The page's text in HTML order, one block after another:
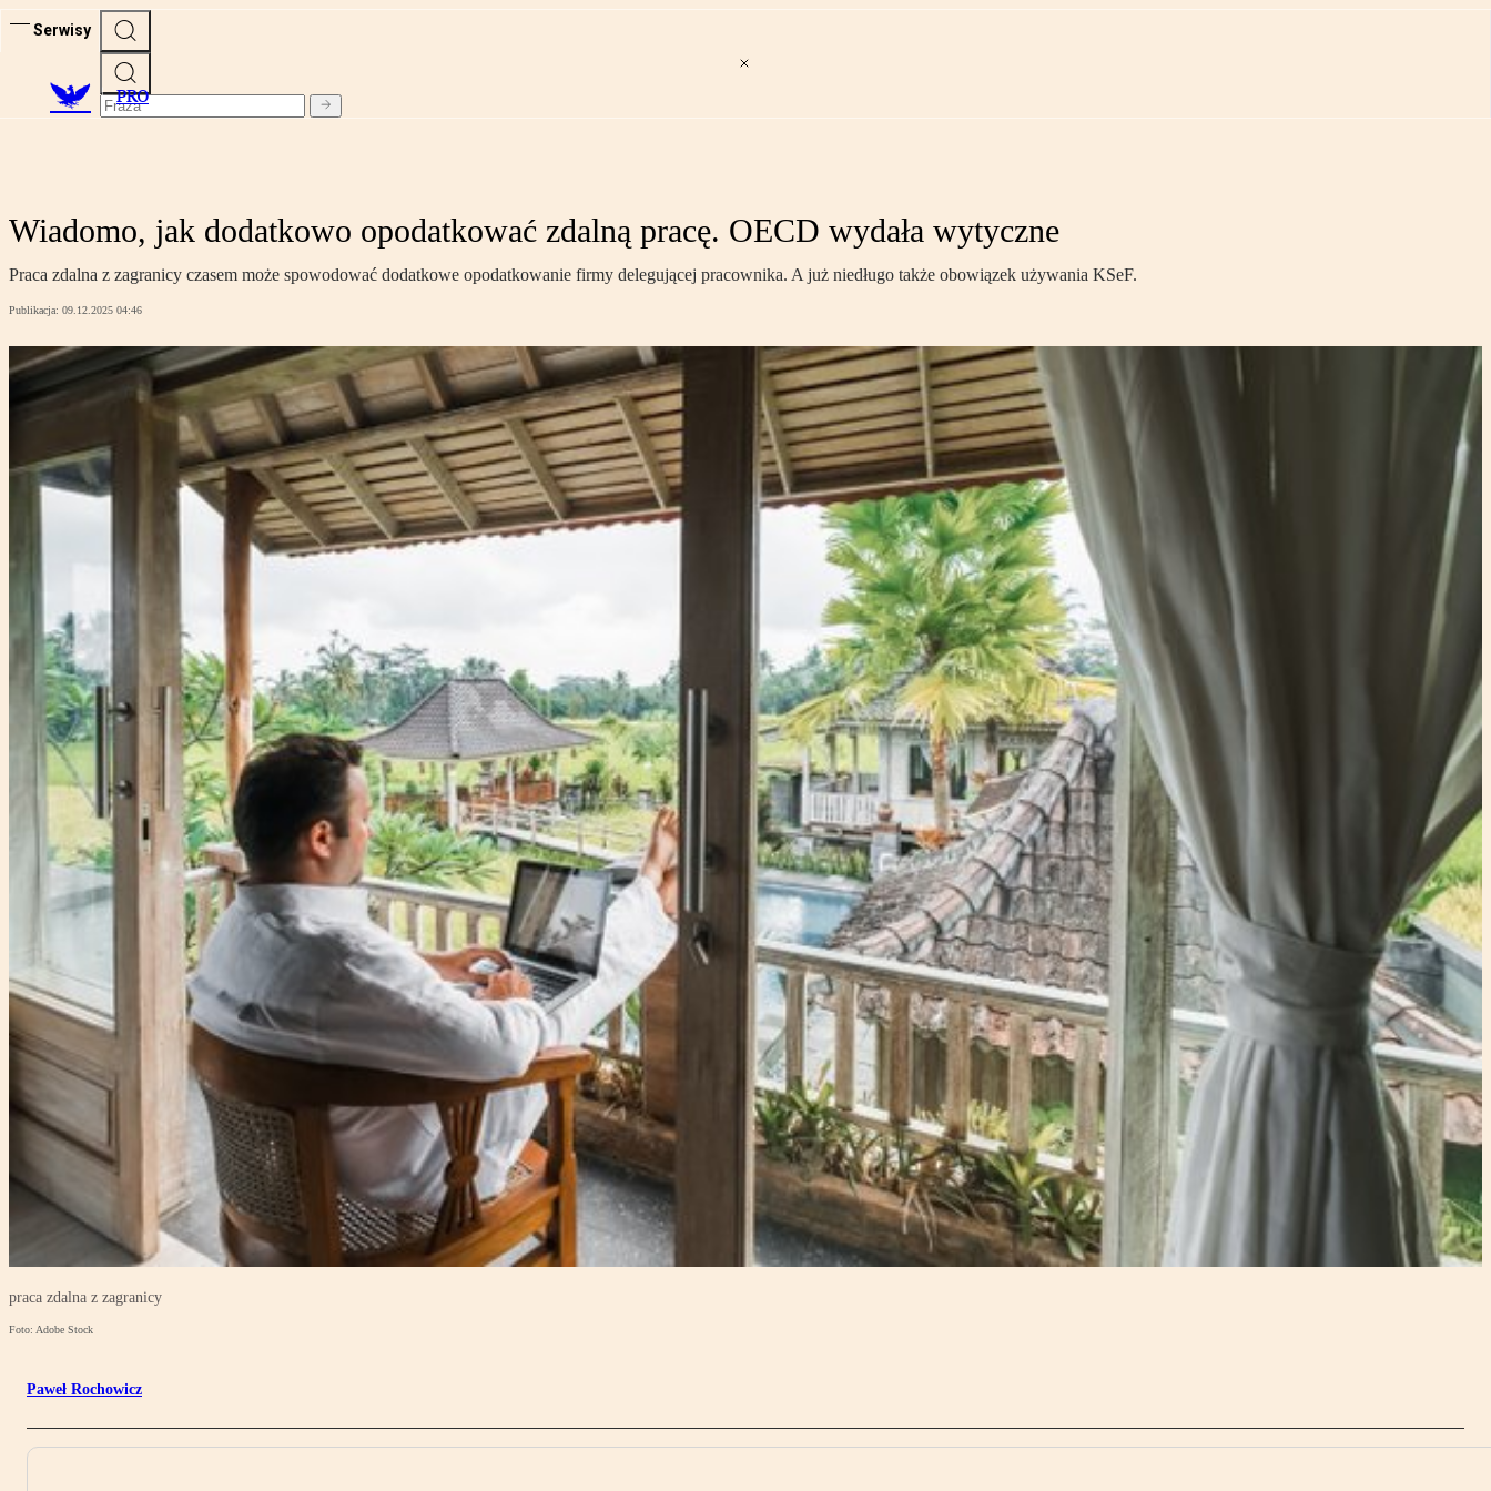
Serwisy
PRO
Wiadomo, jak dodatkowo opodatkować zdalną pracę. OECD wydała wytyczne
Praca zdalna z zagranicy czasem może spowodować dodatkowe opodatkowanie firmy delegującej pracownika. A już niedługo także obowiązek używania KSeF.
Publikacja: 09.12.2025 04:46
praca zdalna z zagranicy
Foto: Adobe Stock
Paweł Rochowicz